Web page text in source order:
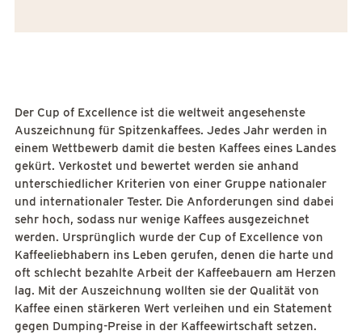
Der Cup of Excellence ist die weltweit angesehenste
Auszeichnung für Spitzenkaffees. Jedes Jahr werden in
einem Wettbewerb damit die besten Kaffees eines Landes
gekürt. Verkostet und bewertet werden sie anhand
unterschiedlicher Kriterien von einer Gruppe nationaler
und internationaler Tester. Die Anforderungen sind dabei
sehr hoch, sodass nur wenige Kaffees ausgezeichnet
werden. Ursprünglich wurde der Cup of Excellence von
Kaffeeliebhabern ins Leben gerufen, denen die harte und
oft schlecht bezahlte Arbeit der Kaffeebauern am Herzen
lag. Mit der Auszeichnung wollten sie der Qualität von
Kaffee einen stärkeren Wert verleihen und ein Statement
gegen Dumping-Preise in der Kaffeewirtschaft setzen.